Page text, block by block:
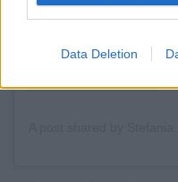
Data Deletion